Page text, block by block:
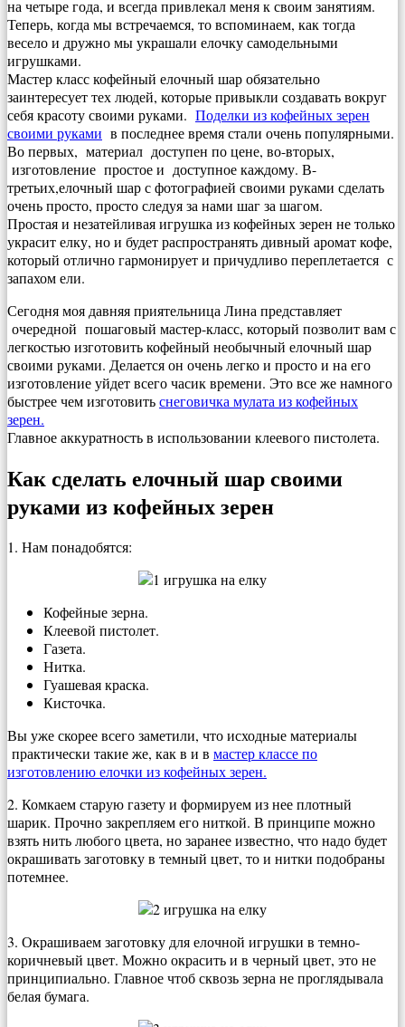
на четыре года, и всегда привлекал меня к своим занятиям.
Теперь, когда мы встречаемся, то вспоминаем, как тогда
весело и дружно мы украшали елочку самодельными
игрушками.
Мастер класс кофейный елочный шар обязательно
заинтересует тех людей, которые привыкли создавать вокруг
себя красоту своими руками. Поделки из кофейных зерен
своими руками в последнее время стали очень популярными.
Во первых, материал доступен по цене, во-вторых,
изготовление простое и доступное каждому. В-
третьих,елочный шар с фотографией своими руками сделать
очень просто, просто следуя за нами шаг за шагом.
Простая и незатейливая игрушка из кофейных зерен не только
украсит елку, но и будет распространять дивный аромат кофе,
который отлично гармонирует и причудливо переплетается с
запахом ели.
Сегодня моя давняя приятельница Лина представляет
очередной пошаговый мастер-класс, который позволит вам с
легкостью изготовить кофейный необычный елочный шар
своими руками. Делается он очень легко и просто и на его
изготовление уйдет всего часик времени. Это все же намного
быстрее чем изготовитьснеговичка мулата из кофейных
зерен.
Главное аккуратность в использовании клеевого пистолета.
Как сделать елочный шар своими
руками из кофейных зерен
1. Нам понадобятся:
Кофейные зерна.
Клеевой пистолет.
Газета.
Нитка.
Гуашевая краска.
Кисточка.
Вы уже скорее всего заметили, что исходные материалы
практически такие же, как в и в мастер классе по
изготовлению елочки из кофейных зерен.
2. Комкаем старую газету и формируем из нее плотный
шарик. Прочно закрепляем его ниткой. В принципе можно
взять нить любого цвета, но заранее известно, что надо будет
окрашивать заготовку в темный цвет, то и нитки подобраны
потемнее.
3. Окрашиваем заготовку для елочной игрушки в темно-
коричневый цвет. Можно окрасить и в черный цвет, это не
принципиально. Главное чтоб сквозь зерна не проглядывала
белая бумага.